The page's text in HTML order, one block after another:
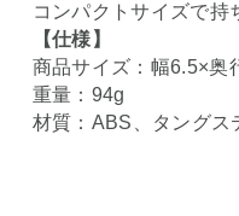
コンパクトサイズで持
【仕様】
商品サイズ：幅6.5×奥
重量：94g
材質：ABS、タングス